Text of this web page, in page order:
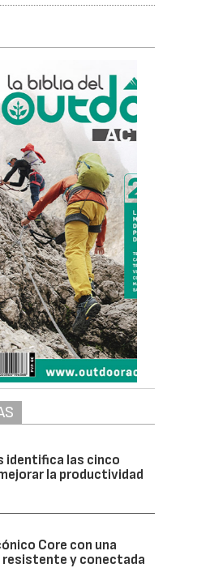
identifica las cinco
la productividad
Core con una
resistente y conectada